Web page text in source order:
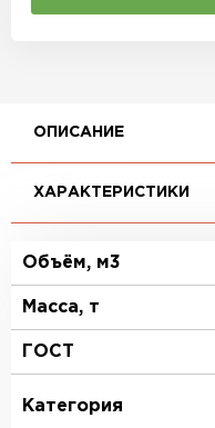
ОПИСАНИЕ
ХАРАКТЕРИСТИКИ
Объём, м3
Масса, т
ГОСТ
Категория